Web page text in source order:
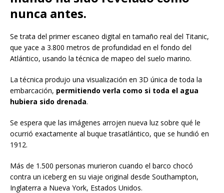
nunca antes.
Se trata del primer escaneo digital en tamaño real del Titanic,
que yace a 3.800 metros de profundidad en el fondo del
Atlántico, usando la técnica de mapeo del suelo marino.
La técnica produjo una visualización en 3D única de toda la
embarcación, permitiendo verla como si toda el agua
hubiera sido drenada.
Se espera que las imágenes arrojen nueva luz sobre qué le
ocurrió exactamente al buque trasatlántico, que se hundió en
1912.
Más de 1.500 personas murieron cuando el barco chocó
contra un iceberg en su viaje original desde Southampton,
Inglaterra a Nueva York, Estados Unidos.